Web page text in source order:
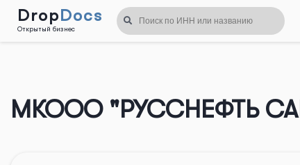
DropDocs
Открытый бизнес
МКООО "РУССНЕФТЬ